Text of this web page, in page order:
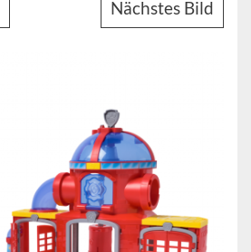
Nächstes Bild